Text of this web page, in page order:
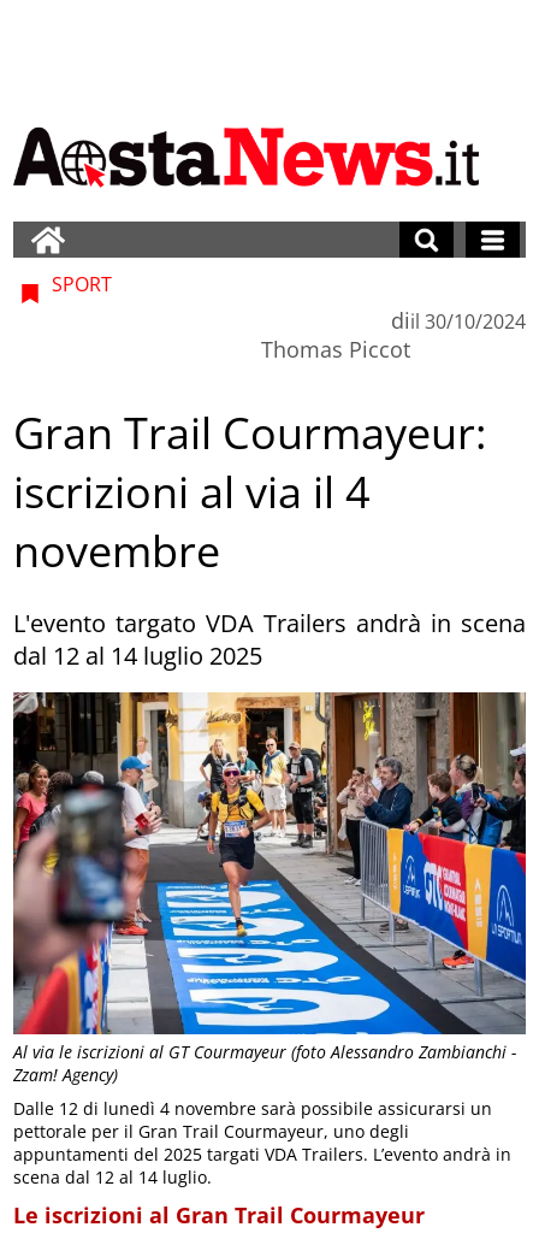
Al via le iscrizioni al GT Courmayeur (foto Alessandro Zambianchi -
Zzam! Agency)
SPORT
di
Thomas Piccot
il 30/10/2024
Gran Trail Courmayeur:
iscrizioni al via il 4
novembre
L'evento targato VDA Trailers andrà in scena
dal 12 al 14 luglio 2025
Dalle 12 di lunedì 4 novembre sarà possibile assicurarsi un
pettorale per il Gran Trail Courmayeur, uno degli
appuntamenti del 2025 targati VDA Trailers. L’evento andrà in
scena dal 12 al 14 luglio.
Le iscrizioni al Gran Trail Courmayeur